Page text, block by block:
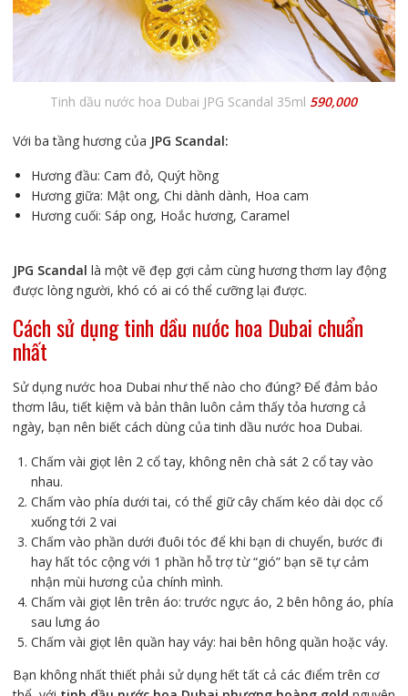
Tinh dầu nước hoa Dubai JPG Scandal 35ml 590,000
Với ba tầng hương của JPG Scandal:
Hương đầu: Cam đỏ, Quýt hồng
Hương giữa: Mật ong, Chi dành dành, Hoa cam
Hương cuối: Sáp ong, Hoắc hương, Caramel
JPG Scandal là một vẽ đẹp gợi cảm cùng hương thơm lay động
được lòng người, khó có ai có thể cưỡng lại được.
Cách sử dụng tinh dầu nước hoa Dubai chuẩn
nhất
Sử dụng nước hoa Dubai như thế nào cho đúng? Để đảm bảo
thơm lâu, tiết kiệm và bản thân luôn cảm thấy tỏa hương cả
ngày, bạn nên biết cách dùng của tinh dầu nước hoa Dubai.
Chấm vài giọt lên 2 cổ tay, không nên chà sát 2 cổ tay vào
nhau.
Chấm vào phía dưới tai, có thể giữ cây chấm kéo dài dọc cổ
xuống tới 2 vai
Chấm vào phần dưới đuôi tóc để khi bạn di chuyển, bước đi
hay hất tóc cộng với 1 phần hỗ trợ từ “gió” bạn sẽ tự cảm
nhận mùi hương của chính mình.
Chấm vài giọt lên trên áo: trước ngực áo, 2 bên hông áo, phía
sau lưng áo
Chấm vài giọt lên quần hay váy: hai bên hông quần hoặc váy.
Bạn không nhất thiết phải sử dụng hết tất cả các điểm trên cơ